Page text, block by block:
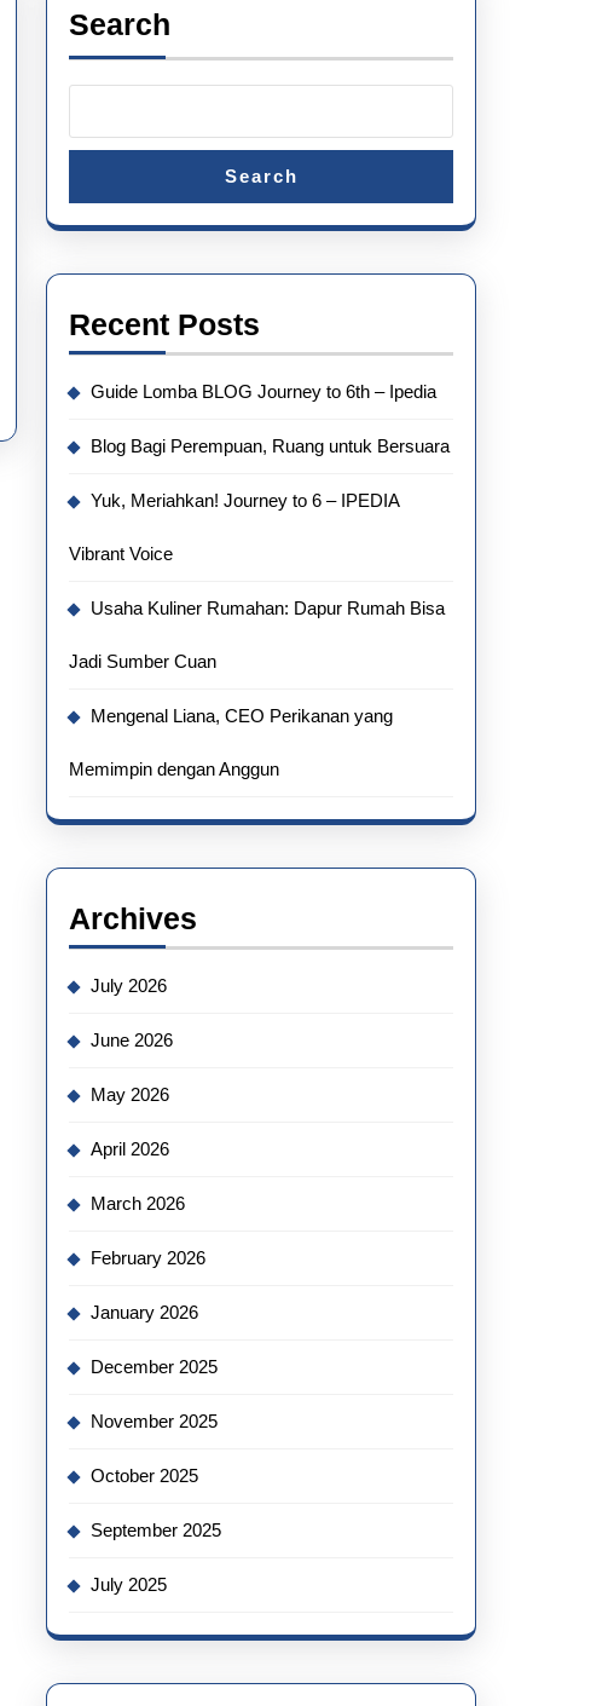
Search
Search
Recent Posts
Guide Lomba BLOG Journey to 6th – Ipedia
Blog Bagi Perempuan, Ruang untuk Bersuara
Yuk, Meriahkan! Journey to 6 – IPEDIA
Vibrant Voice
Usaha Kuliner Rumahan: Dapur Rumah Bisa
Jadi Sumber Cuan
Mengenal Liana, CEO Perikanan yang
Memimpin dengan Anggun
Archives
July 2026
June 2026
May 2026
April 2026
March 2026
February 2026
January 2026
December 2025
November 2025
October 2025
September 2025
July 2025